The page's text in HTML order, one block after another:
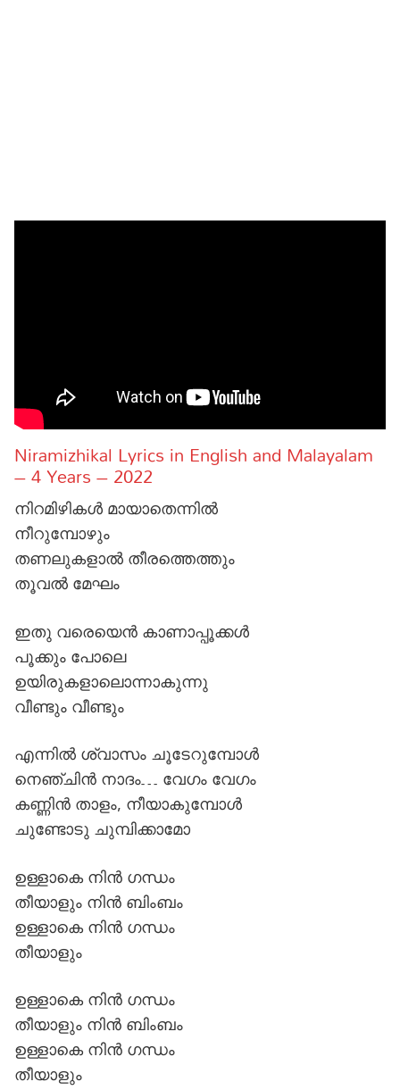
Niramizhikal Lyrics in English and Malayalam
– 4 Years – 2022
നിറമിഴികൾ മായാതെന്നിൽ
നീറുമ്പോഴും
തണലുകളാൽ തീരത്തെത്തും
തൂവൽ മേഘം
ഇതു വരെയെൻ കാണാപ്പൂക്കൾ
പൂക്കും പോലെ
ഉയിരുകളാലൊന്നാകുന്നു
വീണ്ടും വീണ്ടും
എന്നിൽ ശ്വാസം ചൂടേറുമ്പോൾ
നെഞ്ചിൻ നാദം… വേഗം വേഗം
കണ്ണിൻ താളം, നീയാകുമ്പോൾ
ചുണ്ടോടു ചുമ്പിക്കാമോ
ഉള്ളാകെ നിൻ ഗന്ധം
തീയാളും നിൻ ബിംബം
ഉള്ളാകെ നിൻ ഗന്ധം
തീയാളും
ഉള്ളാകെ നിൻ ഗന്ധം
തീയാളും നിൻ ബിംബം
ഉള്ളാകെ നിൻ ഗന്ധം
തീയാളും